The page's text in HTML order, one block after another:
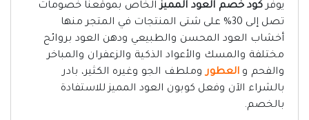
يوفركود خصم العود المميزالخاص بموقعنا خصومات
تصل إلى 30% على شتى المنتجات في المتجر منها
أخشاب العود المحسن والطبيعي ودهن العود بروائح
مختلفة والمسك والأعواد الذكية والزعفران والمباخر
والفحم و العطوروملطف الجو وغيره الكثير، بادر
بالشراء الآن وفعل كوبون العود المميز للاستفادة
بالخصم.